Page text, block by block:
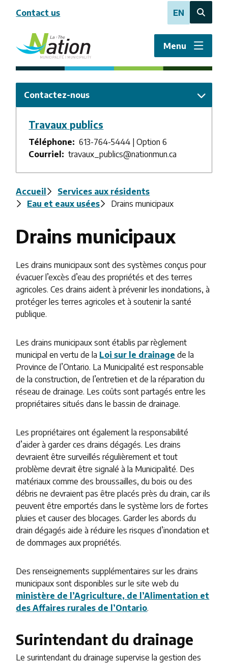
contenu
principal
Contact us EN
Open
search
form
Menu
Contactez-nous
Travaux publics
Téléphone
613-764-5444 | Option 6
Courriel
travaux_publics@nationmun.ca
Fil
d'Ariane
Accueil
Services aux résidents
Eau et eaux usées
Drains municipaux
Drains municipaux
Les drains municipaux sont des systèmes conçus pour
évacuer l’excès d’eau des propriétés et des terres
agricoles. Ces drains aident à prévenir les inondations, à
protéger les terres agricoles et à soutenir la santé
publique.
Les drains municipaux sont établis par règlement
municipal en vertu de la Loi sur le drainage de la
Province de l’Ontario. La Municipalité est responsable
de la construction, de l’entretien et de la réparation du
réseau de drainage. Les coûts sont partagés entre les
propriétaires situés dans le bassin de drainage.
Les propriétaires ont également la responsabilité
d’aider à garder ces drains dégagés. Les drains
devraient être surveillés régulièrement et tout
problème devrait être signalé à la Municipalité. Des
matériaux comme des broussailles, du bois ou des
débris ne devraient pas être placés près du drain, car ils
peuvent être emportés dans le système lors de fortes
pluies et causer des blocages. Garder les abords du
drain dégagés aide à réduire les risques d’inondation et
de dommages aux propriétés.
Des renseignements supplémentaires sur les drains
municipaux sont disponibles sur le site web du
ministère de l’Agriculture, de l’Alimentation et
des Affaires rurales de l’Ontario.
Surintendant du drainage
Le surintendant du drainage supervise la gestion des